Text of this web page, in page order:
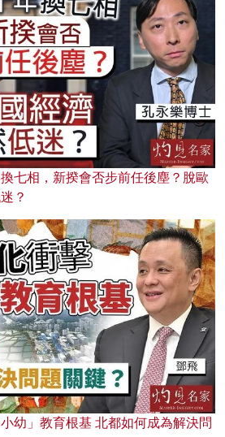
七相，新揆會否步前任後塵？脫歐
？
幼」教育根基 北都如何成為解決問